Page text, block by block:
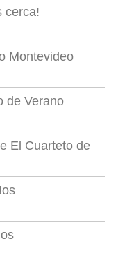
cerca!
Montevideo
de Verano
El Cuarteto de